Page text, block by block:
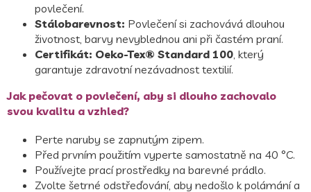
povlečení.
Stálobarevnost: Povlečení si zachovává dlouhou
životnost, barvy nevyblednou ani při častém praní.
Certifikát: Oeko-Tex® Standard 100 , který
garantuje zdravotní nezávadnost textilií.
Jak pečovat o povlečení, aby si dlouho zachovalo
svou kvalitu a vzhled?
Perte naruby se zapnutým zipem.
Před prvním použitím vyperte samostatně na 40 °C.
Používejte prací prostředky na barevné prádlo.
Zvolte šetrné odstřeďování, aby nedošlo k polámání a